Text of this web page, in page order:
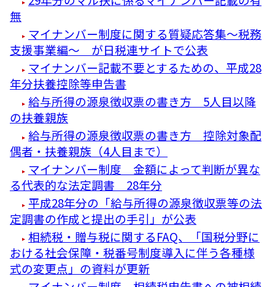
無
マイナンバー制度に関する質疑応答集～税務
支援事業編～ が日税連サイトで公表
マイナンバー記載不要とするための、平成28
年分扶養控除等申告書
給与所得の源泉徴収票の書き方 5人目以降
の扶養親族
給与所得の源泉徴収票の書き方 控除対象配
偶者・扶養親族（4人目まで）
マイナンバー制度 金額によって判断が異な
る代表的な法定調書 28年分
平成28年分の「給与所得の源泉徴収票等の法
定調書の作成と提出の手引」が公表
相続税・贈与税に関するFAQ、「国税分野に
おける社会保障・税番号制度導入に伴う各種様
式の変更点」の資料が更新